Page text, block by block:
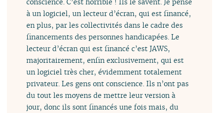
à un logiciel, un lecteur d’écran, qui est financé,
en plus, par les collectivités dans le cadre des
financements des personnes handicapées. Le
lecteur d’écran qui est financé c’est JAWS,
majoritairement, enfin exclusivement, qui est
un logiciel très cher, évidemment totalement
privateur. Les gens ont conscience. Ils n’ont pas
du tout les moyens de mettre leur version à
jour, donc ils sont financés une fois mais, du